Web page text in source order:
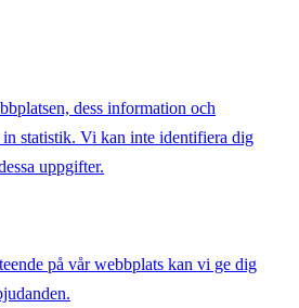
dess information och
statistik. Vi kan inte identifiera dig
uppgifter.
på vår webbplats kan vi ge dig